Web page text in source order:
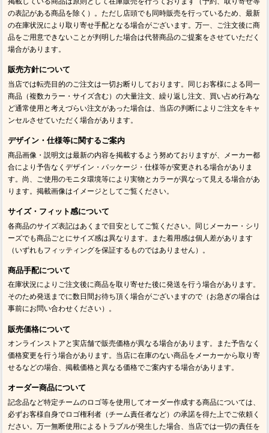
の表記がある商品を除く）。ただし店頭でも同時販売を行っているため、最新
の在庫状況により取り寄せ手配となる場合がございます。万一、ご注文後に商
品をご用意できないことが判明した場合は代替商品のご提案をさせていただく
場合があります。
販売方針について
当店では転売目的のご注文は一切お断りしております。同じお客様による同一
商品（複数カラー・サイズ含む）の大量注文、繰り返し注文、買い占め行為な
ど通常使用と考えづらい注文があった場合は、当店の判断によりご注文をキャ
ンセルさせていただく場合があります。
デザイン・仕様等に関するご案内
商品画像・説明文は最新の内容を掲載するよう努めておりますが、メーカー都
合により予告なくデザイン・パッケージ・仕様等が変更される場合がありま
す。尚、ご使用のモニタ環境等により実物とカラーが異なって見える場合があ
ります。掲載画像はイメージとしてご覧ください。
サイズ・フィット感について
各商品のサイズ表記はあくまで目安としてご覧ください。同じメーカー・シリ
ーズでも商品ごとにサイズ感は異なります。また着用感は個人差があります
（いずれもフィッティングを保証するものではありません）。
商品手配について
在庫状況によりご注文後に商品を取り寄せた後に発送を行う場合があります。
そのため発送までに数日間お待ち頂く場合がございますので（お急ぎの場合は
事前にお問い合わせください）。
販売価格について
オンラインストアと実店舗で販売価格が異なる場合があります。また予告なく
価格変更を行う場合があります。当店に在庫のない商品をメーカーから取り寄
せるなどの場合、掲載価格と異なる価格でご案内する場合があります。
オーダー商品について
記念品など特定チームのロゴ等を使用してオーダー作成する商品については、
必ずお客様自身でロゴ権利者（チーム責任者など）の承諾を得た上でご依頼く
ださい。万一無断使用によるトラブルが発生した場合、当店では一切の責任を